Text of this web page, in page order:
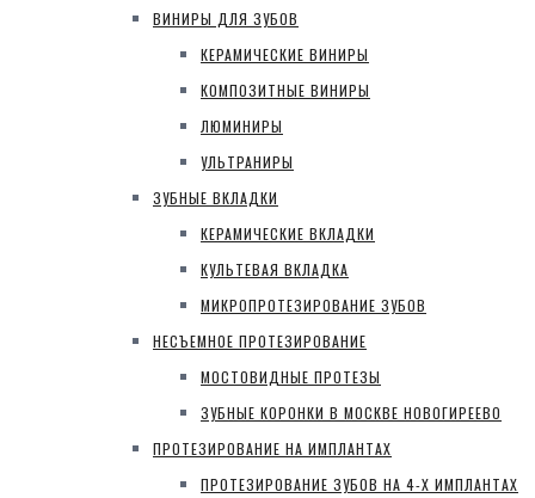
ВИНИРЫ ДЛЯ ЗУБОВ
КЕРАМИЧЕСКИЕ ВИНИРЫ
КОМПОЗИТНЫЕ ВИНИРЫ
ЛЮМИНИРЫ
УЛЬТРАНИРЫ
ЗУБНЫЕ ВКЛАДКИ
КЕРАМИЧЕСКИЕ ВКЛАДКИ
КУЛЬТЕВАЯ ВКЛАДКА
МИКРОПРОТЕЗИРОВАНИЕ ЗУБОВ
НЕСЪЕМНОЕ ПРОТЕЗИРОВАНИЕ
МОСТОВИДНЫЕ ПРОТЕЗЫ
ЗУБНЫЕ КОРОНКИ В МОСКВЕ НОВОГИРЕЕВО
ПРОТЕЗИРОВАНИЕ НА ИМПЛАНТАХ
ПРОТЕЗИРОВАНИЕ ЗУБОВ НА 4-Х ИМПЛАНТАХ